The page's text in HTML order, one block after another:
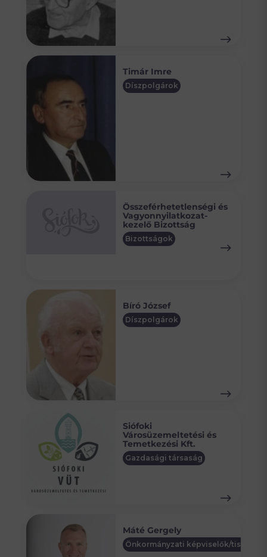
Timár Imre
Díszpolgárok
Összeférhetetlenségi és
Vagyonnyilatkozat-
kezelő Bizottság
Bizottságok
Bíró József
Díszpolgárok
Siófoki
Városüzemeltetési és
Temetkezési Kft.
Gazdasági társaság
Máté Gergely
Önkormányzati képviselők/